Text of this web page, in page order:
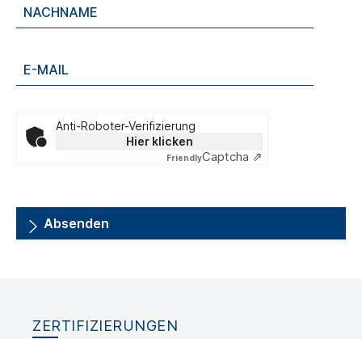
Anti-Roboter-Verifizierung
Hier klicken
FriendlyCaptcha ⇗
Absenden
ZERTIFIZIERUNGEN